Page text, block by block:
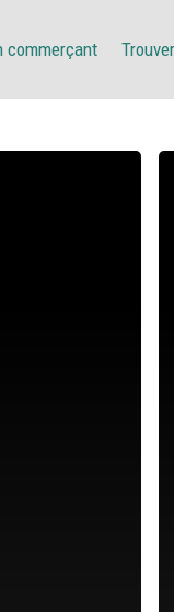
commerçant